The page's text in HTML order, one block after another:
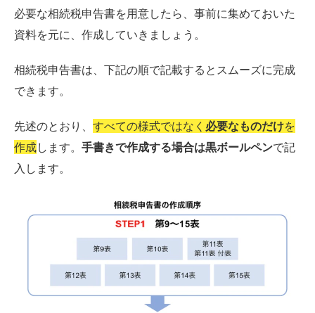
必要な相続税申告書を用意したら、事前に集めておいた
資料を元に、作成していきましょう。
相続税申告書は、下記の順で記載するとスムーズに完成
できます。
先述のとおり、 すべての様式ではなく 必要なものだけを
作成します。 手書きで作成する場合は黒ボールペンで記
入します。